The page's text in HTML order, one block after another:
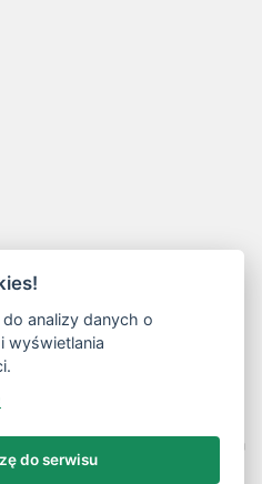
analizy danych o
wyświetlania
do serwisu